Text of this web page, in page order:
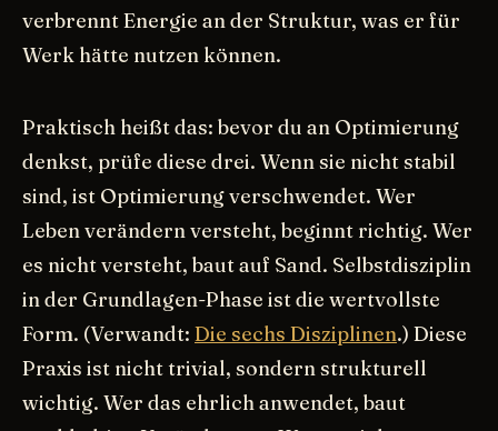
verbrennt Energie an der Struktur, was er für
Werk hätte nutzen können.
Praktisch heißt das: bevor du an Optimierung
denkst, prüfe diese drei. Wenn sie nicht stabil
sind, ist Optimierung verschwendet. Wer
Leben verändern versteht, beginnt richtig. Wer
es nicht versteht, baut auf Sand. Selbstdisziplin
in der Grundlagen-Phase ist die wertvollste
Form. (Verwandt: Die sechs Disziplinen.) Diese
Praxis ist nicht trivial, sondern strukturell
wichtig. Wer das ehrlich anwendet, baut